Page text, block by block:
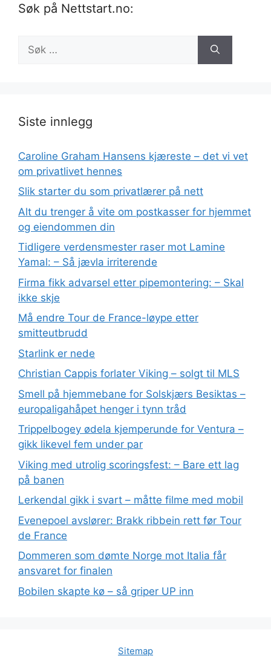
Søk på Nettstart.no:
etter:
Siste innlegg
Caroline Graham Hansens kjæreste – det vi vet
om privatlivet hennes
Slik starter du som privatlærer på nett
Alt du trenger å vite om postkasser for hjemmet
og eiendommen din
Tidligere verdensmester raser mot Lamine
Yamal: – Så jævla irriterende
Firma fikk advarsel etter pipemontering: – Skal
ikke skje
Må endre Tour de France-løype etter
smitteutbrudd
Starlink er nede
Christian Cappis forlater Viking – solgt til MLS
Smell på hjemmebane for Solskjærs Besiktas –
europaligahåpet henger i tynn tråd
Trippelbogey ødela kjemperunde for Ventura –
gikk likevel fem under par
Viking med utrolig scoringsfest: – Bare ett lag
på banen
Lerkendal gikk i svart – måtte filme med mobil
Evenepoel avslører: Brakk ribbein rett før Tour
de France
Dommeren som dømte Norge mot Italia får
ansvaret for finalen
Bobilen skapte kø – så griper UP inn
Sitemap